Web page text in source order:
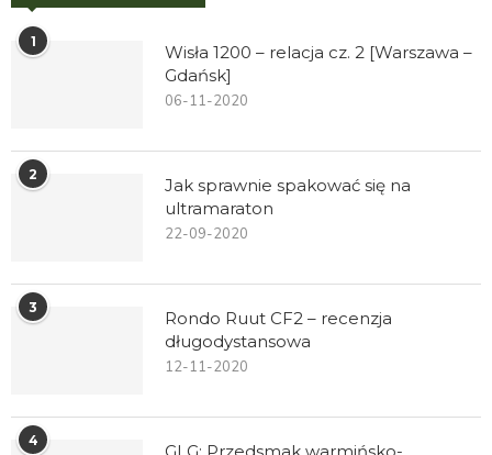
1
Wisła 1200 – relacja cz. 2 [Warszawa –
Gdańsk]
06-11-2020
2
Jak sprawnie spakować się na
ultramaraton
22-09-2020
3
Rondo Ruut CF2 – recenzja
długodystansowa
12-11-2020
4